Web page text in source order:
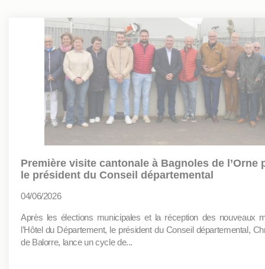
Première visite cantonale à Bagnoles de l’Orne
le président du Conseil départemental
04/06/2026
Après les élections municipales et la réception des nouveaux
l’Hôtel du Département, le président du Conseil départemental,
de Balorre, lance un cycle de...